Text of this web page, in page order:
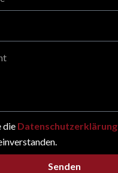
die Datenschutzerklärung
Senden